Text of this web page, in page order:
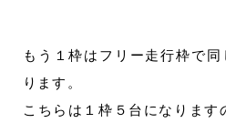
もう１枠はフリー走行枠で
ります。
こちらは１枠５台になります